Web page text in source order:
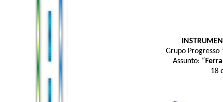
Grupo Progresso
Assunto: “
18